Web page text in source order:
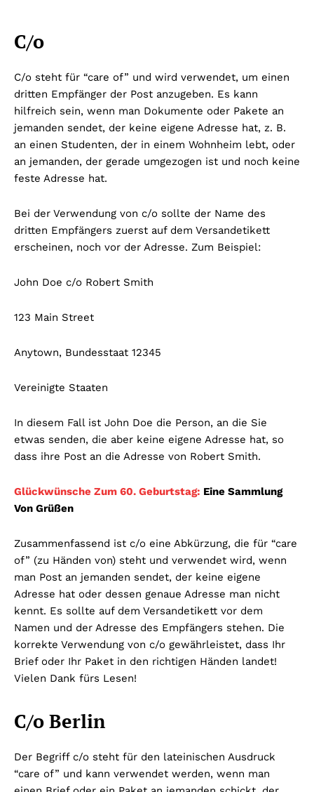
C/o
C/o steht für “care of” und wird verwendet, um einen
dritten Empfänger der Post anzugeben. Es kann
hilfreich sein, wenn man Dokumente oder Pakete an
jemanden sendet, der keine eigene Adresse hat, z. B.
an einen Studenten, der in einem Wohnheim lebt, oder
an jemanden, der gerade umgezogen ist und noch keine
feste Adresse hat.
Bei der Verwendung von c/o sollte der Name des
dritten Empfängers zuerst auf dem Versandetikett
erscheinen, noch vor der Adresse. Zum Beispiel:
John Doe c/o Robert Smith
123 Main Street
Anytown, Bundesstaat 12345
Vereinigte Staaten
In diesem Fall ist John Doe die Person, an die Sie
etwas senden, die aber keine eigene Adresse hat, so
dass ihre Post an die Adresse von Robert Smith.
Glückwünsche Zum 60. Geburtstag: Eine Sammlung
Von Grüßen
Zusammenfassend ist c/o eine Abkürzung, die für “care
of” (zu Händen von) steht und verwendet wird, wenn
man Post an jemanden sendet, der keine eigene
Adresse hat oder dessen genaue Adresse man nicht
kennt. Es sollte auf dem Versandetikett vor dem
Namen und der Adresse des Empfängers stehen. Die
korrekte Verwendung von c/o gewährleistet, dass Ihr
Brief oder Ihr Paket in den richtigen Händen landet!
Vielen Dank fürs Lesen!
C/o Berlin
Der Begriff c/o steht für den lateinischen Ausdruck
“care of” und kann verwendet werden, wenn man